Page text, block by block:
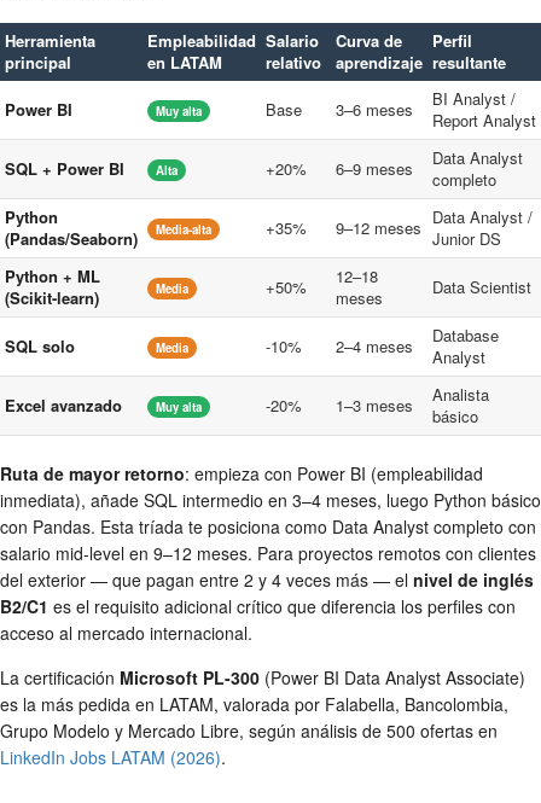
Herramienta
principal
Empleabilidad
en LATAM
Salario
relativo
Curva de
aprendizaje
Perfil
resultante
Power BI Muy alta Base 3–6 meses
BI Analyst /
Report Analyst
SQL + Power BI Alta +20% 6–9 meses
Data Analyst
completo
Python
(Pandas/Seaborn)
Media-alta +35% 9–12 meses Data Analyst /
Junior DS
Python + ML
(Scikit-learn)
Media +50%
12–18
meses
Data Scientist
SQL solo Media -10% 2–4 meses
Database
Analyst
Excel avanzado Muy alta -20% 1–3 meses
Analista
básico
Ruta de mayor retorno: empieza con Power BI (empleabilidad
inmediata), añade SQL intermedio en 3–4 meses, luego Python básico
con Pandas. Esta tríada te posiciona como Data Analyst completo con
salario mid-level en 9–12 meses. Para proyectos remotos con clientes
del exterior — que pagan entre 2 y 4 veces más — el nivel de inglés
B2/C1 es el requisito adicional crítico que diferencia los perfiles con
acceso al mercado internacional.
La certificación Microsoft PL-300 (Power BI Data Analyst Associate)
es la más pedida en LATAM, valorada por Falabella, Bancolombia,
Grupo Modelo y Mercado Libre, según análisis de 500 ofertas en
LinkedIn Jobs LATAM (2026).